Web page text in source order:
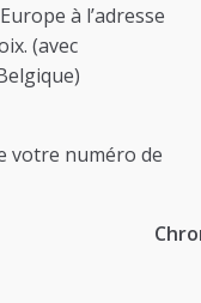
à l’adresse
(avec
votre numéro de